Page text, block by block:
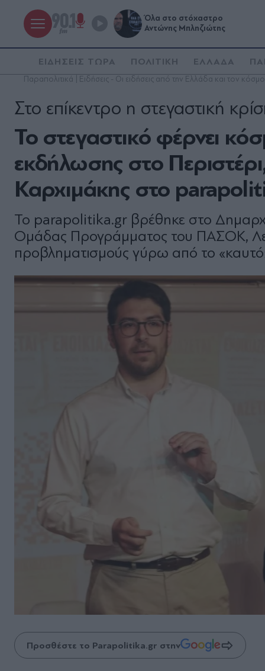
Όλα στο στόχαστρο
Αντώνης Μπληζιώτης
ΕΙΔΗΣΕΙΣ ΤΩΡΑ ΠΟΛΙΤΙΚΗ ΕΛΛΑΔΑ
Παραπολιτικά | Ειδήσεις - Οι ειδήσεις από την Ελλάδα και τον κόσμο
Το στεγαστικό φέρνει
εκδήλωσης στο
Καρχιμάκης στο
Στο επίκεντρο η στεγαστική
Το parapolitika.gr βρέθηκε στο
Ομάδας Προγράμματος του ΠΑΣΟΚ,
προβληματισμούς γύρω από το
Προσθέστε το Parapolitika.gr στην